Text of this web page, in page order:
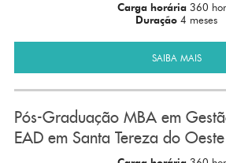
Carga horária 360
Duração 4 meses
SAIBA MAIS
Pós-Graduação MBA em
EAD em Santa Tereza do Oeste